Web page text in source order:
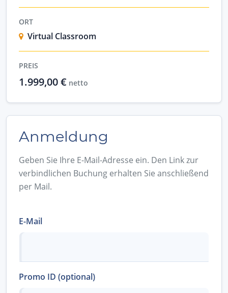
ORT
Virtual Classroom
PREIS
1.999,00 € netto
Anmeldung
Geben Sie Ihre E-Mail-Adresse ein. Den Link zur
verbindlichen Buchung erhalten Sie anschließend
per Mail.
E-Mail
Promo ID (optional)